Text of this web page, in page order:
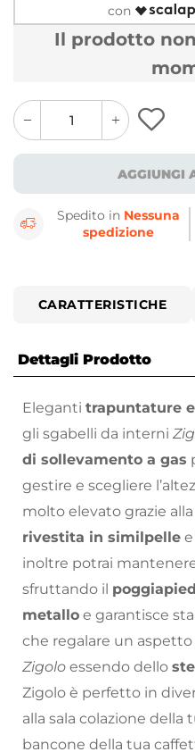
con
Il prodotto
quantity
button
quantity
minus
button
AGGIUNGI
Spedito in Nessuna
spedizione
CARATTERISTICHE
Dettagli Prodotto
Eleganti trapuntature
gli sgabelli da interni
di sollevamento a gas
gestire e scegliere
molto elevato grazie alla
rivestita in similpelle
inoltre potrai
sfruttando il
metallo e garantisce
che regalare un
Zigolo essendo dello
Zigolo è perfetto in
alla sala colazione della
bancone della tua